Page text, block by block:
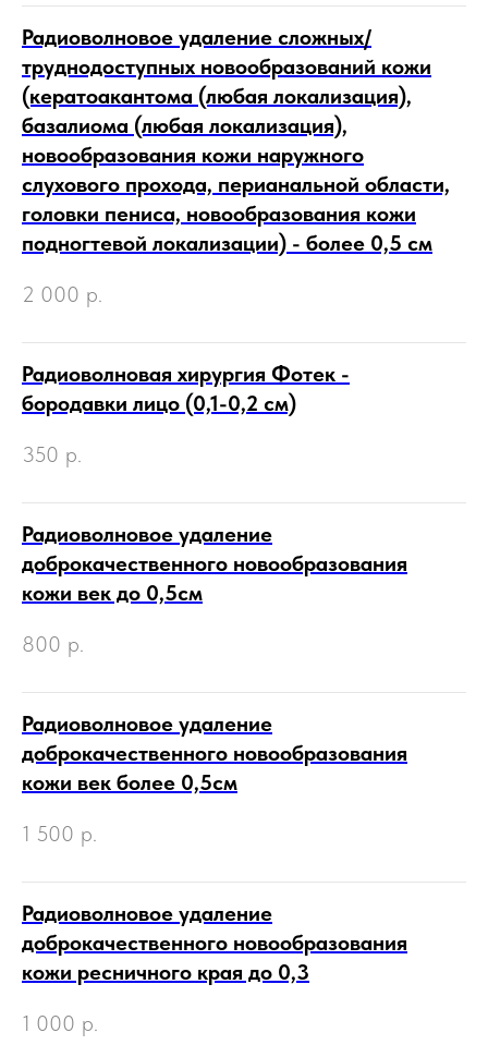
Радиоволновое удаление сложных/
труднодоступных новообразований кожи
(кератоакантома (любая локализация),
базалиома (любая локализация),
новообразования кожи наружного
слухового прохода, перианальной области,
головки пениса, новообразования кожи
подногтевой локализации) - более 0,5 см
2 000 р.
Радиоволновая хирургия Фотек -
бородавки лицо (0,1-0,2 см)
350 р.
Радиоволновое удаление
доброкачественного новообразования
кожи век до 0,5см
800 р.
Радиоволновое удаление
доброкачественного новообразования
кожи век более 0,5см
1 500 р.
Радиоволновое удаление
доброкачественного новообразования
кожи ресничного края до 0,3
1 000 р.